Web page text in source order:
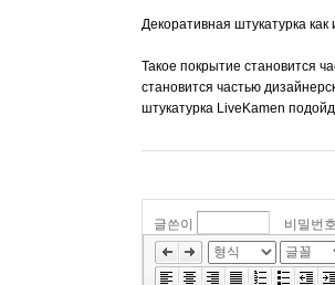
Декоративная штукатурка
Такое покрытие становится
становится частью
штукатурка LiveKamen
글쓴이
비밀번
편